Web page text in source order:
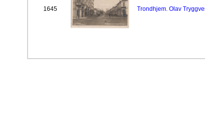
1645 Trondhjem. Olav